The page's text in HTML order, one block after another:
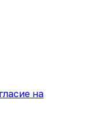
на